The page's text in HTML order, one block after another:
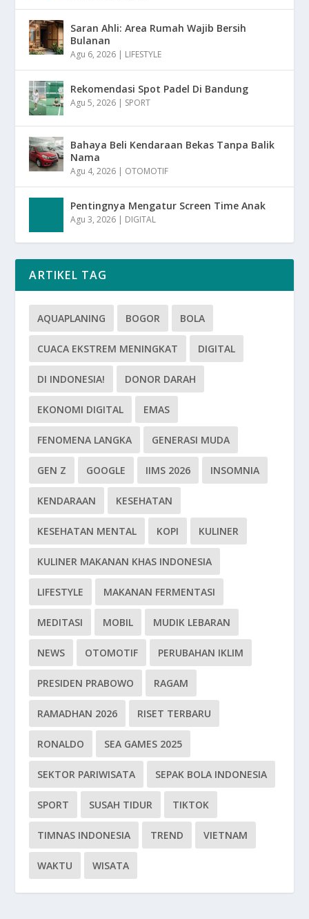
Saran Ahli: Area Rumah Wajib Bersih
Bulanan
Agu 6, 2026 | LIFESTYLE
Rekomendasi Spot Padel Di Bandung
Agu 5, 2026 | SPORT
Bahaya Beli Kendaraan Bekas Tanpa Balik
Nama
Agu 4, 2026 | OTOMOTIF
Pentingnya Mengatur Screen Time Anak
Agu 3, 2026 | DIGITAL
ARTIKEL TAG
AQUAPLANING BOGOR BOLA
CUACA EKSTREM MENINGKAT DIGITAL
DI INDONESIA! DONOR DARAH
EKONOMI DIGITAL EMAS
FENOMENA LANGKA GENERASI MUDA
GEN Z GOOGLE IIMS 2026 INSOMNIA
KENDARAAN KESEHATAN
KESEHATAN MENTAL KOPI KULINER
KULINER MAKANAN KHAS INDONESIA
LIFESTYLE MAKANAN FERMENTASI
MEDITASI MOBIL MUDIK LEBARAN
NEWS OTOMOTIF PERUBAHAN IKLIM
PRESIDEN PRABOWO RAGAM
RAMADHAN 2026 RISET TERBARU
RONALDO SEA GAMES 2025
SEKTOR PARIWISATA SEPAK BOLA INDONESIA
SPORT SUSAH TIDUR TIKTOK
TIMNAS INDONESIA TREND VIETNAM
WAKTU WISATA